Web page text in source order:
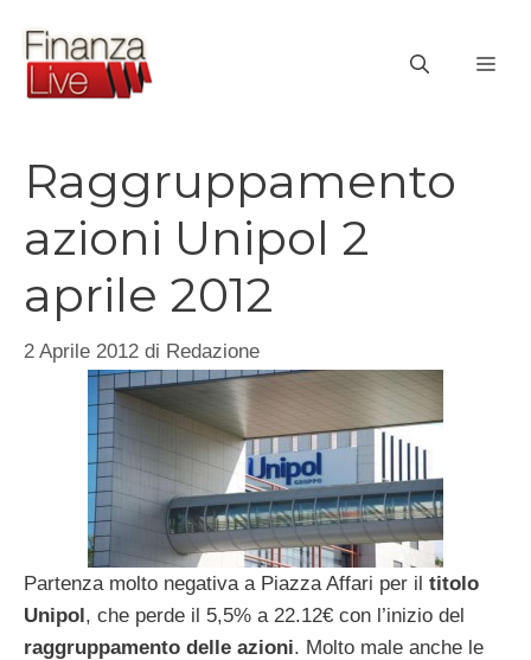
contenuto
Raggruppamento
azioni Unipol 2
aprile 2012
2 Aprile 2012 di Redazione
Partenza molto negativa a Piazza Affari per il titolo
Unipol, che perde il 5,5% a 22.12€ con l’inizio del
raggruppamento delle azioni. Molto male anche le